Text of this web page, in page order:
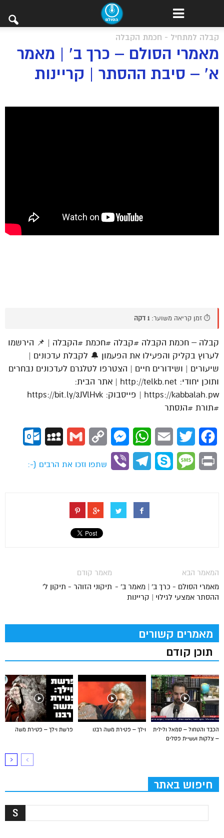
קבלה למתחיל - חכמת הקבלה
מאמרי הסולם – כרך ב’ | מאמר
א’ – סיבת ההסתר | קריינות
⏱️ זמן קריאה משוער: 1 דקה
קבלה – חכמת הקבלה #קבלה #חכמת #הקבלה | 📌 הירשמו
לערוץ בקליק והפעילו את הפעמון 🔔 לקבלת עדכונים |
שיעורים | ושידורים חיים | הצטרפו לטלגרם לעדכונים נבחרים
ותוכן יחודי: http://telkb.net | אתר הבית:
https://kabbalah.pw | פייסבוק: https://bit.ly/3JVlHvk
#תורת #הנסתר
Facebook
Twitter
Email
WhatsApp
Messenger
Copy
Gmail
MySpace
Print
Message
Skype
Telegram
Viber
שתפו וזכו את הרבים (-:
מאמר קודם
תיקוני הזוהר - תיקון ל'
המאמר הבא
מאמרי הסולם - כרך ב' | מאמר ב' -
ההסתר אמצעי לגילוי | קריינות
מאמרים קשורים
תוכן קודם
פרשת וילך – פטירת משה וילך – פטירת משה רבנו
הכבד והטחול – סמאל ולילית
– צלקות ועשיית פסלים
חיפוש באתר